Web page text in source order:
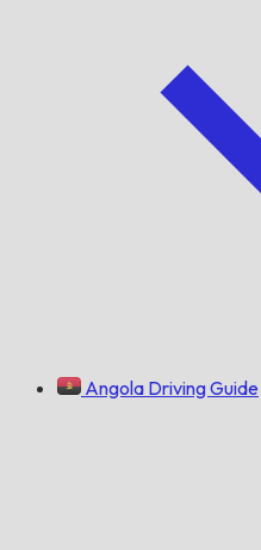
Angola Driving Guide